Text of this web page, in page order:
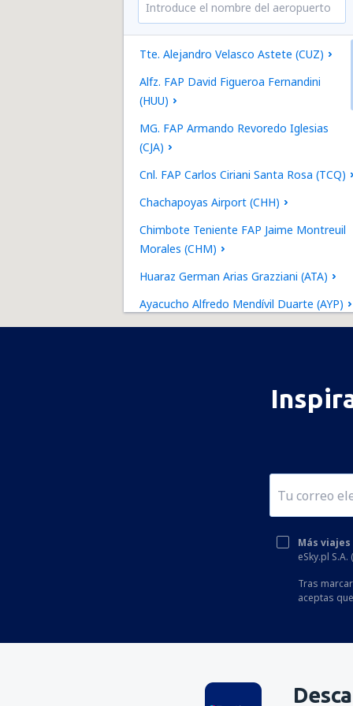
Tte. Alejandro Velasco Astete (CUZ)
Alfz. FAP David Figueroa Fernandini
(HUU)
MG. FAP Armando Revoredo Iglesias
(CJA)
Cnl. FAP Carlos Ciriani Santa Rosa (TCQ)
Chachapoyas Airport (CHH)
Chimbote Teniente FAP Jaime Montreuil
Morales (CHM)
Huaraz German Arias Grazziani (ATA)
Ayacucho Alfredo Mendívil Duarte (AYP)
Cap. David Abensur Rengifo (PCL)
Jauja Francisco Carlé (JAU)
Atalaya Gerardo Pérez Pinedo (AYX)
Iberia Gerardo Pérez Pinedo (IBP)
Cap. FAP José Abelardo Quiñones
Juanjui Airport (JJI)
Más
eSky.pl
Tras
aceptas